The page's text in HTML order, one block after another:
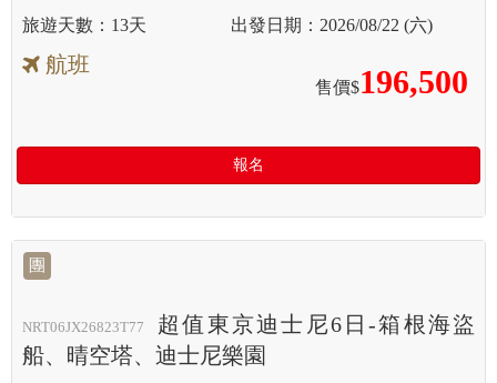
13天 2026/08/22 (六)
航班
售價$196,500
報名
團
NRT06JX26823T77
超值東京迪士尼6日-箱根海盜
船、晴空塔、迪士尼樂園